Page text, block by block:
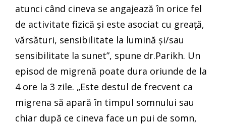
atunci când cineva se angajează în orice fel
de activitate fizică și este asociat cu greață,
vărsături, sensibilitate la lumină și/sau
sensibilitate la sunet”, spune dr.Parikh. Un
episod de migrenă poate dura oriunde de la
4 ore la 3 zile. „Este destul de frecvent ca
migrena să apară în timpul somnului sau
chiar după ce cineva face un pui de somn,